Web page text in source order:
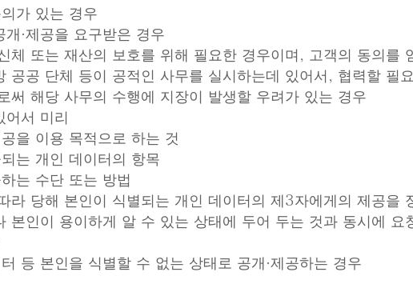
가 있는 경우
·제공을 요구받은 경우
체 또는 재산의 보호를 위해 필요한 경우이며, 고객의 동의를
공공 단체 등이 공적인 사무를 실시하는데 있어서, 협력할 필
써 해당 사무의 수행에 지장이 발생할 우려가 있는 경우
어서 미리
을 이용 목적으로 하는 것
는 개인 데이터의 항목
는 수단 또는 방법
라 당해 본인이 식별되는 개인 데이터의 제3자에게의 제공을
본인이 용이하게 알 수 있는 상태에 두어 두는 것과 동시에 요
등 본인을 식별할 수 없는 상태로 공개·제공하는 경우